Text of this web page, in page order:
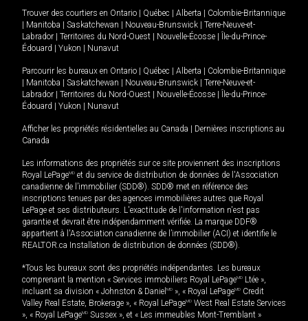
Trouver des courtiers en Ontario Québec Alberta
Colombie-Britannique
Manitoba Saskatchewan Nouveau-Brunswick
Terre-Neuve-et-
Labrador
Territoires du Nord-Ouest Nouvelle-Écosse
Île-du-Prince-
Édouard
Yukon Nunavut
Parcourir les bureaux en Ontario Québec Alberta
Colombie-Britannique
Manitoba Saskatchewan Nouveau-Brunswick
Terre-Neuve-et-
Labrador
Territoires du Nord-Ouest Nouvelle-Écosse
Île-du-Prince-
Édouard
Yukon Nunavut
Afficher les propriétés résidentielles au Canada
Dernières inscriptions au
Canada
Les informations des propriétés sur ce site proviennent des inscriptions
Royal LePageMD et du service de distribution de données de l'Association
canadienne de l’immobilier (SDD®). SDD® met en référence des
inscriptions tenues par des agences immobilières autres que Royal
LePage et ses distributeurs. L'exactitude de l'information n'est pas
garantie et devrait être indépendamment vérifiée. La marque DDF®
appartient à l'Association canadienne de l’immobilier (ACI) et identifie le
REALTOR.ca Installation de distribution de données (SDD®).
*Tous les bureaux sont des propriétés indépendantes. Les bureaux
comprenant la mention « Services immobiliers Royal LePageMD Ltée »,
incluant sa division « Johnston & Daniel MD », « Royal LePageMD Credit
Valley Real Estate, Brokerage », « Royal LePageMD West Real Estate Services
», « Royal LePageMD Sussex », et « Les immeubles Mont-Tremblant »